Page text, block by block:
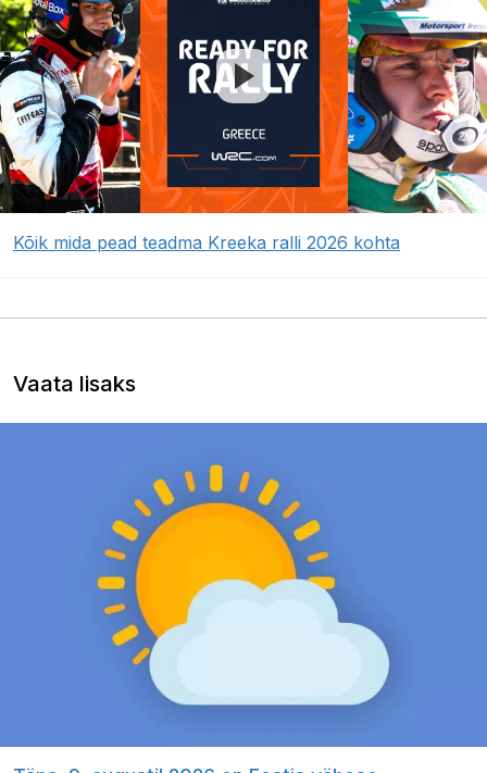
Kõik mida pead teadma Kreeka ralli 2026 kohta
Vaata lisaks